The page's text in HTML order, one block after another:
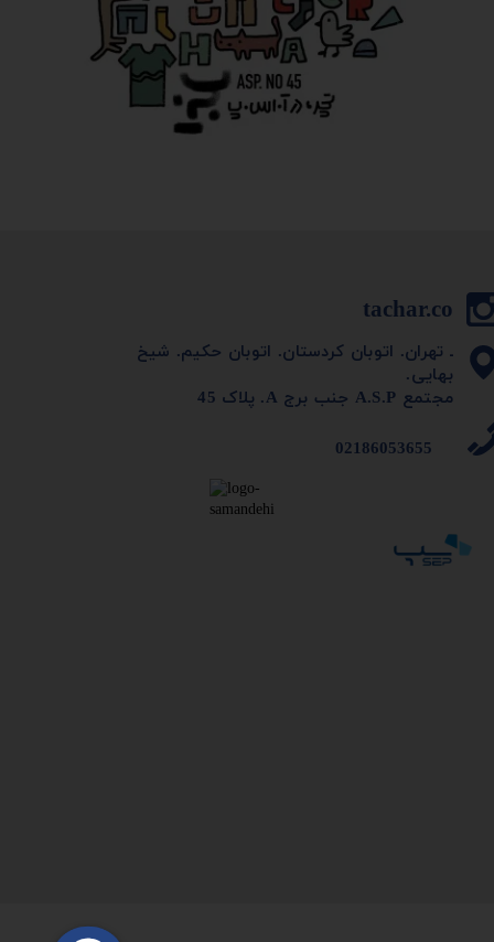
tachar.co
ـ تهران. اتوبان کردستان. اتوبان حکیم. شیخ
بهایی.
مجتمع A.S.P جنب برج A. پلاک 45
02186053655